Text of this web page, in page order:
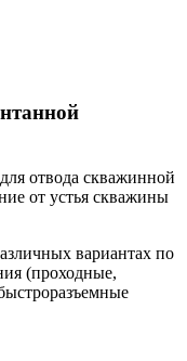
отвода скважинной
от устья скважины
вариантах по
(проходные,